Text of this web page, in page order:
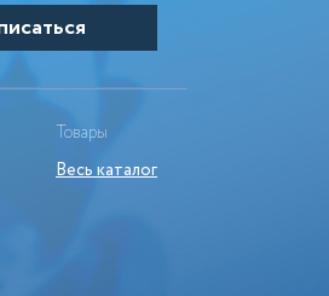
Товары
Весь каталог